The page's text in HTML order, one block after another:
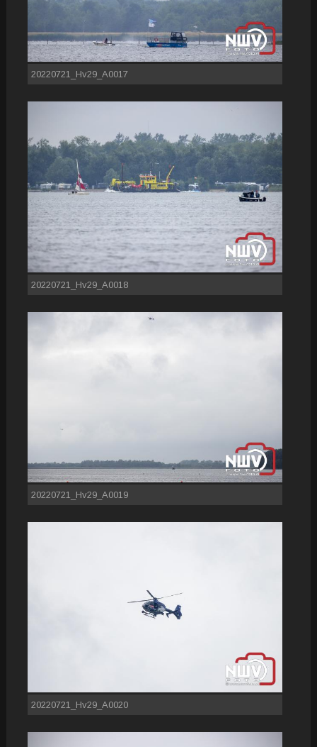
20220721_Hv29_A0017
20220721_Hv29_A0018
20220721_Hv29_A0019
20220721_Hv29_A0020